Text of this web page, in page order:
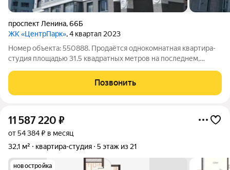
проспект Ленина,66Б
ЖК «ЦентрПарк», 4 квартал 2023
Номер объекта: 550888. Продаётся однокомнатная квартира-
студия площадью 31.5 квадратных метров на последнем,
Жилая площадь квартиры 29.7 квадратных метров. - Квартира
без ремонта, черновая
Позвонить
11 587 220 ₽
от 54 384 ₽ в месяц
32,1 м²
квартира-студия 5 этаж из 21
новостройка